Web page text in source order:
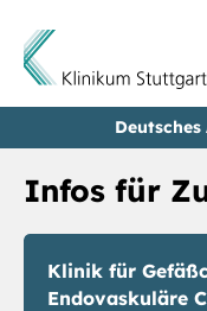
Direkt zum Inhalt
Infos für
Klinik für
Endovaskuläre